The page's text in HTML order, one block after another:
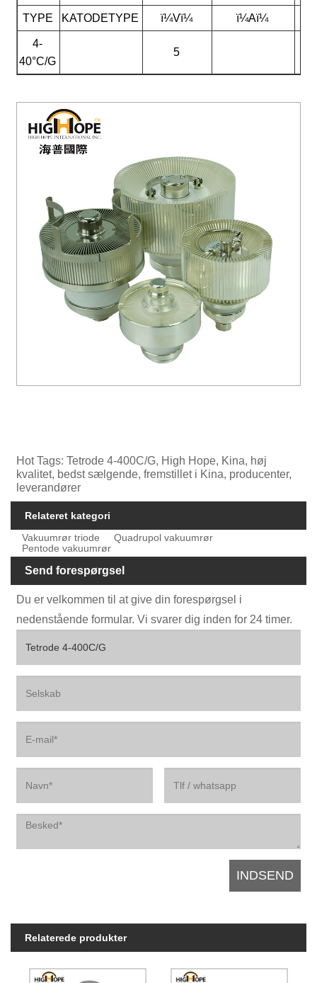
TYPE KATODETYPE ï¼Vï¼ ï¼Aï¼
4-
40°C/G
5
Hot Tags: Tetrode 4-400C/G, High Hope, Kina, høj
kvalitet, bedst sælgende, fremstillet i Kina, producenter,
leverandører
Relateret kategori
Vakuumrør triode
Quadrupol vakuumrør
Pentode vakuumrør
Send forespørgsel
Du er velkommen til at give din forespørgsel i
nedenstående formular. Vi svarer dig inden for 24 timer.
Relaterede produkter